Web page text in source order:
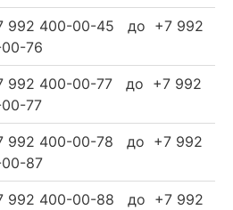
992 400-00-45 до +7 992
76
992 400-00-77 до +7 992
77
992 400-00-78 до +7 992
87
992 400-00-88 до +7 992